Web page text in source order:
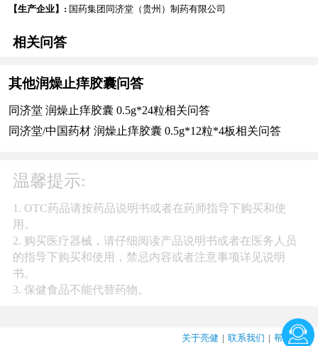
【生产企业】: 国药集团同济堂（贵州）制药有限公司
相关问答
其他润燥止痒胶囊问答
同济堂 润燥止痒胶囊 0.5g*24粒相关问答
同济堂/中国药材 润燥止痒胶囊 0.5g*12粒*4板相关问答
温馨提示:
1. OTC药品请按药品说明书或者在药师指导下购买和使
用。
2. 购买医疗器械，请仔细阅读产品说明书或者在医务人员
的指导下购买和使用，禁忌内容或者注意事项详见说明
书。
3. 保健食品不能代替药物。
关于亮健 | 联系我们 | 帮助中心